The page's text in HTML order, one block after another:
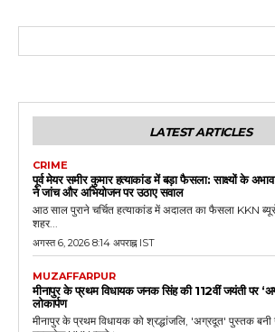
LATEST ARTICLES
CRIME
पूर्व मेयर समीर कुमार हत्याकांड में बड़ा फैसला: साक्ष्यों के
ने जांच और अभियोजन पर उठाए सवाल
आठ साल पुराने चर्चित हत्याकांड में अदालत का फैसला KKN
शहर...
अगस्त 6, 2026 8:14 अपराह्न IST
MUZAFFARPUR
मीनापुर के प्रथम विधायक जनक सिंह की 112वीं जयंती पर
लोकार्पण
मीनापुर के प्रथम विधायक को श्रद्धांजलि, 'अग्रदूत' पुस्तक बनी